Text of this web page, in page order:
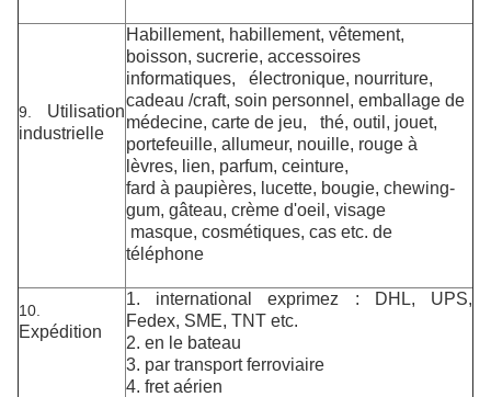
9. Utilisation
industrielle
Habillement, habillement, vêtement,
boisson, sucrerie, accessoires
informatiques, électronique, nourriture,
cadeau /craft, soin personnel, emballage de
médecine, carte de jeu, thé, outil, jouet,
portefeuille, allumeur, nouille, rouge à
lèvres, lien, parfum, ceinture,
fard à paupières, lucette, bougie, chewing-
gum, gâteau, crème d'oeil, visage
masque, cosmétiques, cas etc. de
téléphone
10.
Expédition
1. international exprimez : DHL, UPS,
Fedex, SME, TNT etc.
2. en le bateau
3. par transport ferroviaire
4. fret aérien